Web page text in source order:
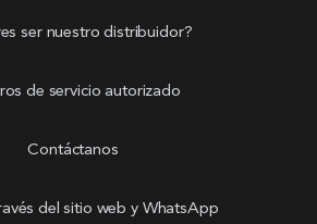
ser nuestro distribuidor?
de servicio autorizado
Contáctanos
del sitio web y WhatsApp